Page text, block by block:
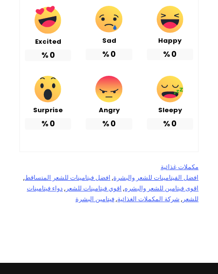
Happy
0
%
Sad
0
%
Excited
0
%
Sleepy
0
%
Angry
0
%
Surprise
0
%
مكملات غذائية
افضل الفيتامينات للشعر والبشرة, افضل فيتامينات للشعر المتساقط,
اقوى فيتامين للشعر والبشره, اقوي فيتامينات للشعر , دواء فيتامينات
للشعر , شركة المكملات الغذائية, فيتامين البشرة